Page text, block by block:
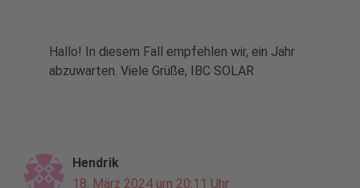
Hallo! In diesem Fall empfehlen wir, ein Jahr
abzuwarten. Viele Grüße, IBC SOLAR
Hendrik
18. März 2024 um 20:11 Uhr